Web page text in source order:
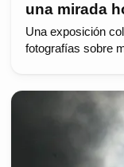
una mirada
Una exposición
fotografías sobre